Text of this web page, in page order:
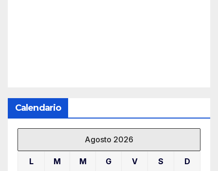
Calendario
Agosto 2026
L M M G V S D